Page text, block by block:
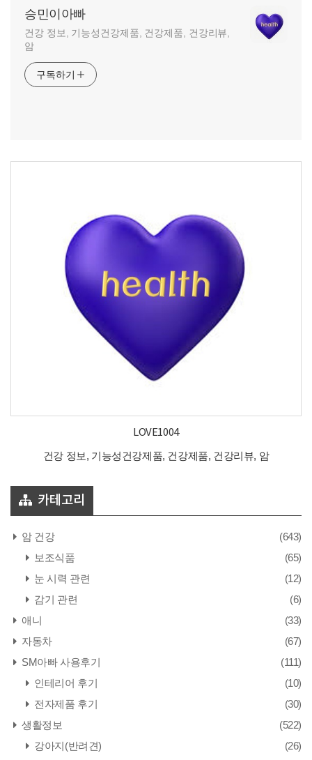
승민이아빠
건강 정보, 기능성건강제품, 건강제품, 건강리뷰,
암
구독하기
LOVE1004
건강 정보, 기능성건강제품, 건강제품, 건강리뷰, 암
카테고리
암 건강
(643)
보조식품
(65)
눈 시력 관련
(12)
감기 관련
(6)
애니
(33)
자동차
(67)
SM아빠 사용후기
(111)
인테리어 후기
(10)
전자제품 후기
(30)
생활정보
(522)
강아지(반려견)
(26)